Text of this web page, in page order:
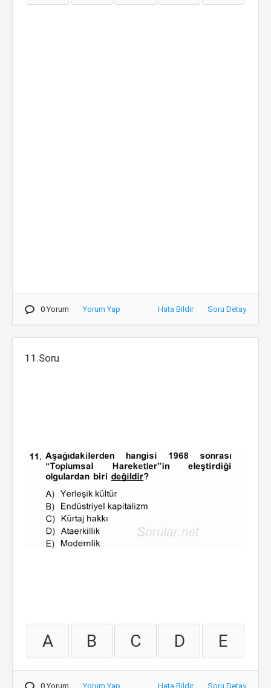
0 Yorum Yorum Yap Hata Bildir Soru Detay
11.Soru
A B C D E
0 Yorum Yorum Yap Hata Bildir Soru Detay